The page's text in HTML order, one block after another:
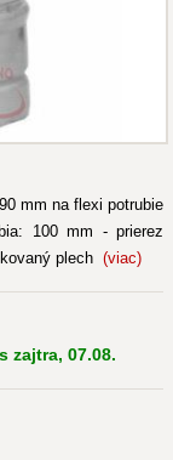
mm na flexi potrubie
100 mm - prierez
plech (viac)
zajtra, 07.08.